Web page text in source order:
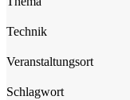
Technik
Veranstaltungsort
Schlagwort